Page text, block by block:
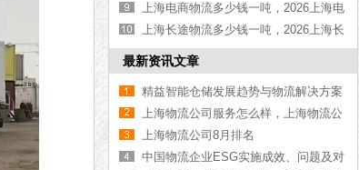
箱运输价格（含价格表）
上海电商物流多少钱一吨，2026上海电
商物流价格【含最新价格】
上海长途物流多少钱一吨，2026上海长
途物流价格【含最新价格】
最新资讯文章
精益智能仓储发展趋势与物流解决方案
研究
上海物流公司服务怎么样，上海物流公
司服务【全网聚焦】
上海物流公司8月排名
中国物流企业ESG实施成效、问题及对